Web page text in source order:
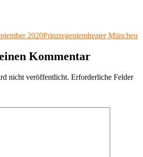
2020Kategorien
Prinzregententheater München
Kommentar
nicht veröffentlicht. Erforderliche Felder